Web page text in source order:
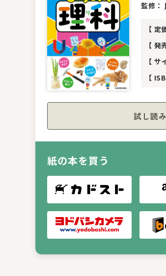
監修：
【 定
【 発
【 サ
【
試し読み
紙の本を買う